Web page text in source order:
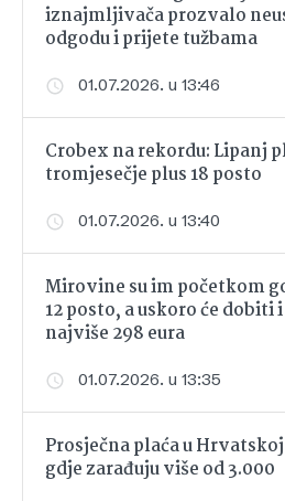
iznajmljivača prozvalo
odgodu i prijete tužbama
01.07.2026. u 13:46
Crobex na rekordu: Lipanj
tromjesečje plus 18 posto
01.07.2026. u 13:40
Mirovine su im početkom
12 posto, a uskoro će dobiti
najviše 298 eura
01.07.2026. u 13:35
Prosječna plaća u Hrvatskoj
gdje zarađuju više od 3.000